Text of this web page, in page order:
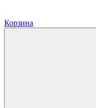
Корзина